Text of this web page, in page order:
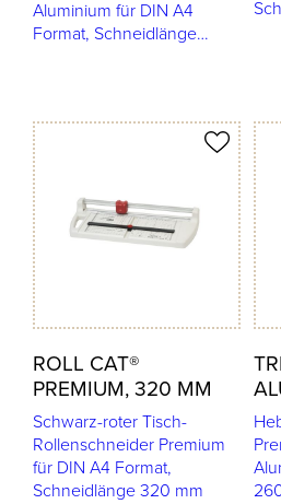
Aluminium für DIN A4
Format, Schneidlänge…
ROLL CAT®
PREMIUM, 320 MM
Schwarz-roter Tisch-
Rollenschneider Premium
für DIN A4 Format,
Schneidlänge 320 mm
merken Produkt